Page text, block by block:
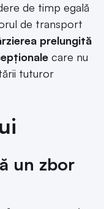
de timp egală
de transport
prelungită
care nu
tuturor
un zbor